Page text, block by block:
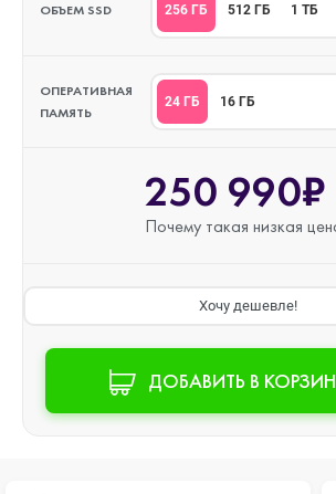
ОБЪЕМ SSD 256 ГБ 512 ГБ 1 ТБ
ОПЕРАТИВНАЯ
ПАМЯТЬ
24 ГБ 16 ГБ
250 990₽
Почему такая низкая
Хочу дешевле!
ДОБАВИТЬ В